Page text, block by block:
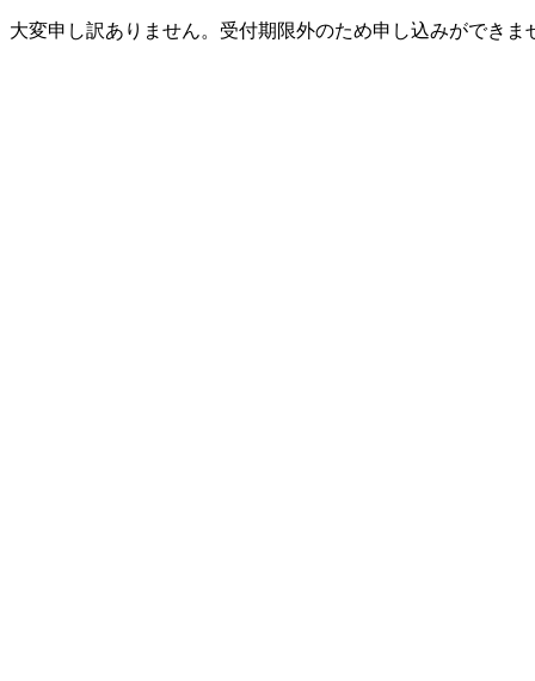
大変申し訳ありません。受付期限外のため申し込みができま